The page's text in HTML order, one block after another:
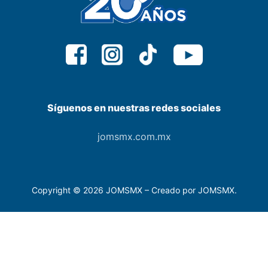
Síguenos en nuestras redes sociales
jomsmx.com.mx
Copyright © 2026 JOMSMX – Creado por JOMSMX.